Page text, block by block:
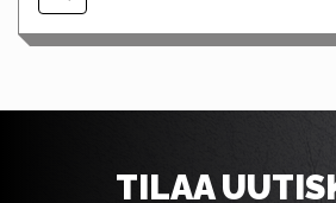
TILAA